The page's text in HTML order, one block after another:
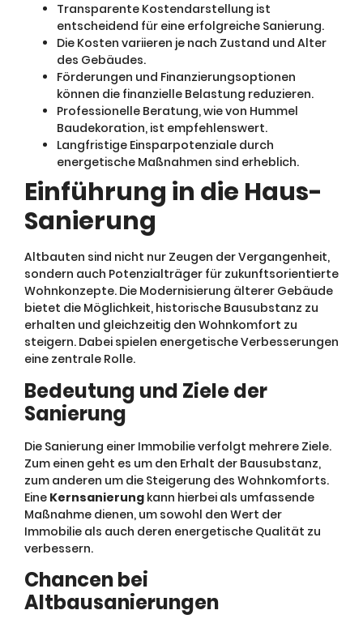
Transparente Kostendarstellung ist
entscheidend für eine erfolgreiche Sanierung.
Die Kosten variieren je nach Zustand und Alter
des Gebäudes.
Förderungen und Finanzierungsoptionen
können die finanzielle Belastung reduzieren.
Professionelle Beratung, wie von Hummel
Baudekoration, ist empfehlenswert.
Langfristige Einsparpotenziale durch
energetische Maßnahmen sind erheblich.
Einführung in die Haus-
Sanierung
Altbauten sind nicht nur Zeugen der Vergangenheit,
sondern auch Potenzialträger für zukunftsorientierte
Wohnkonzepte. Die Modernisierung älterer Gebäude
bietet die Möglichkeit, historische Bausubstanz zu
erhalten und gleichzeitig den Wohnkomfort zu
steigern. Dabei spielen energetische Verbesserungen
eine zentrale Rolle.
Bedeutung und Ziele der
Sanierung
Die Sanierung einer Immobilie verfolgt mehrere Ziele.
Zum einen geht es um den Erhalt der Bausubstanz,
zum anderen um die Steigerung des Wohnkomforts.
Eine Kernsanierung kann hierbei als umfassende
Maßnahme dienen, um sowohl den Wert der
Immobilie als auch deren energetische Qualität zu
verbessern.
Chancen bei
Altbausanierungen